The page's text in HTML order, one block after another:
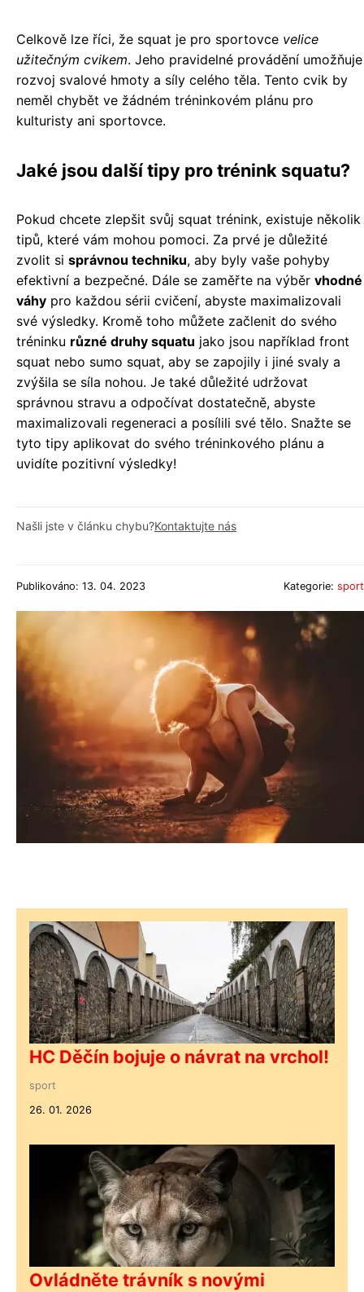
Celkově lze říci, že squat je pro sportovce velice
užitečným cvikem. Jeho pravidelné provádění umožňuje
rozvoj svalové hmoty a síly celého těla. Tento cvik by
neměl chybět ve žádném tréninkovém plánu pro
kulturisty ani sportovce.
Jaké jsou další tipy pro trénink squatu?
Pokud chcete zlepšit svůj squat trénink, existuje několik
tipů, které vám mohou pomoci. Za prvé je důležité
zvolit si správnou techniku, aby byly vaše pohyby
efektivní a bezpečné. Dále se zaměřte na výběr vhodné
váhy pro každou sérii cvičení, abyste maximalizovali
své výsledky. Kromě toho můžete začlenit do svého
tréninku různé druhy squatu jako jsou například front
squat nebo sumo squat, aby se zapojily i jiné svaly a
zvýšila se síla nohou. Je také důležité udržovat
správnou stravu a odpočívat dostatečně, abyste
maximalizovali regeneraci a posílili své tělo. Snažte se
tyto tipy aplikovat do svého tréninkového plánu a
uvidíte pozitivní výsledky!
Našli jste v článku chybu?Kontaktujte nás
Publikováno: 13. 04. 2023 Kategorie: sport
HC Děčín bojuje o návrat na vrchol!
sport
26. 01. 2026
Ovládněte trávník s novými